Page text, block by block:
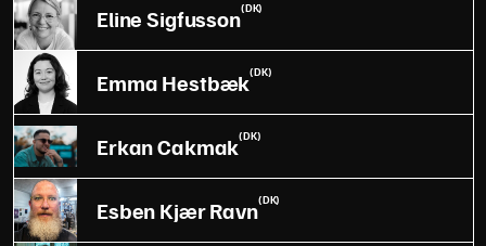
Eline Sigfusson(DK)
Emma Hestbæk(DK)
Erkan Cakmak(DK)
Esben Kjær Ravn(DK)